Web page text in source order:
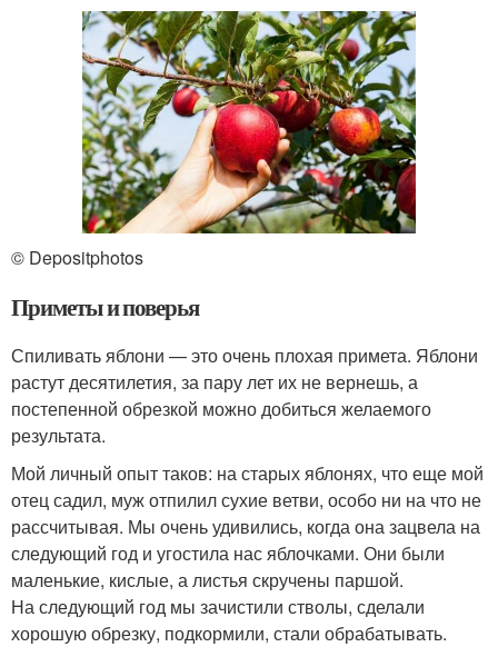
© Depositphotos
Приметы и поверья
Спиливать яблони — это очень плохая примета. Яблони
растут десятилетия, за пару лет их не вернешь, а
постепенной обрезкой можно добиться желаемого
результата.
Мой личный опыт таков: на старых яблонях, что еще мой
отец садил, муж отпилил сухие ветви, особо ни на что не
рассчитывая. Мы очень удивились, когда она зацвела на
следующий год и угостила нас яблочками. Они были
маленькие, кислые, а листья скручены паршой.
На следующий год мы зачистили стволы, сделали
хорошую обрезку, подкормили, стали обрабатывать.